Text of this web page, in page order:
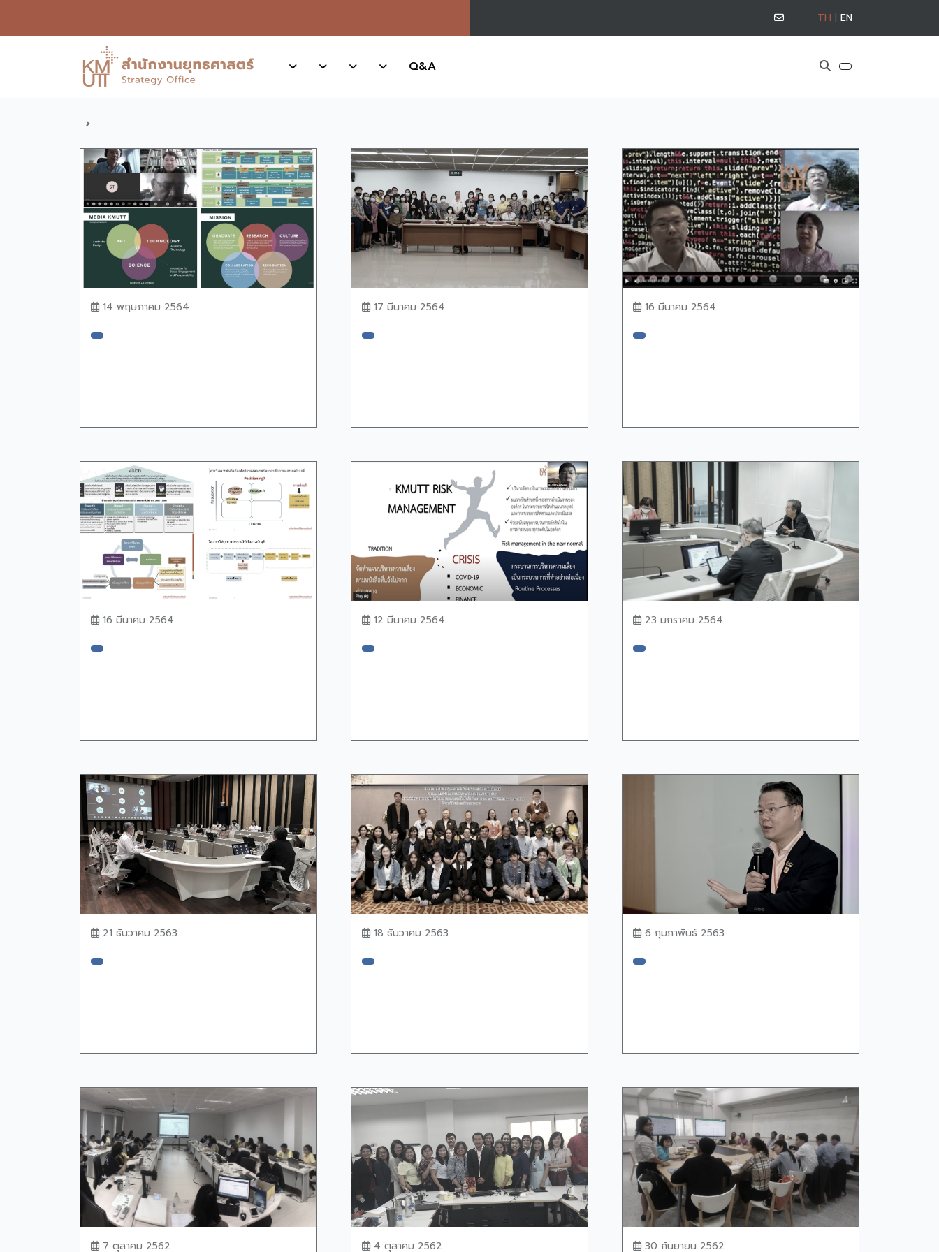
TH | EN
Q&A
14 พฤษภาคม 2564 17 มีนาคม 2564 16 มีนาคม 2564
16 มีนาคม 2564 12 มีนาคม 2564 23 มกราคม 2564
21 ธันวาคม 2563 18 ธันวาคม 2563 6 กุมภาพันธ์ 2563
7 ตุลาคม 2562 4 ตุลาคม 2562 30 กันยายน 2562